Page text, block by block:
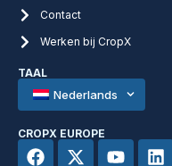
Contact
Werken bij CropX
TAAL
Nederlands
CROPX EUROPE